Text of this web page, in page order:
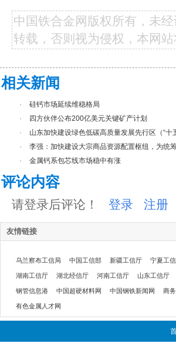
中国铁合金网版权所有，未
转载，否则视为侵权，本网
相关新闻
·
硅钙市场延续维稳格局
·
四方伙伴公布200亿美元关键矿产计划
·
山东加快建设绿色低碳高质量发展先行区（“十
·
李强：加快建设大宗商品资源配置枢纽，为统
·
金属钙系包芯线市场稳中有涨
评论内容
请登录后评论！ 登录 注册
友情链接
乌兰察布工信局 中国工信部 新疆工信厅 宁夏工
湖南工信厅 湖北经信厅 河南工信厅 山东工信厅
钢管信息港 中国超硬材料网 中国钢铁新闻网 商
有色金属人才网